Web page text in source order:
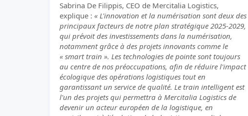
Sabrina De Filippis, CEO de Mercitalia Logistics,
explique : « L'innovation et la numérisation sont deux des
principaux facteurs de notre plan stratégique 2025-2029,
qui prévoit des investissements dans la numérisation,
notamment grâce à des projets innovants comme le
« smart train ». Les technologies de pointe sont toujours
au centre de nos préoccupations, afin de réduire l'impact
écologique des opérations logistiques tout en
garantissant un service de qualité. Le train intelligent est
l'un des projets qui permettra à Mercitalia Logistics de
devenir un acteur européen de la logistique, en